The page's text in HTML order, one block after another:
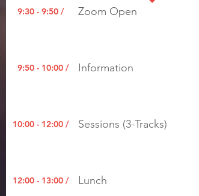
9:30 - 9:50 / Zoom Open
9:50 - 10:00 / Information
10:00 - 12:00 / Sessions (3-Tracks)
12:00 - 13:00 / Lunch